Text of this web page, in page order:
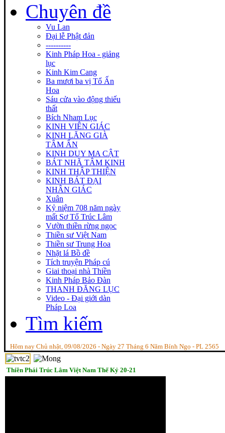
Chuyên đề
Vu Lan
Đại lễ Phật đản
----------
Kinh Pháp Hoa - giảng
lục
Kinh Kim Cang
Ba mươi ba vị Tổ Ấn
Hoa
Sáu cửa vào động thiếu
thất
Bích Nham Lục
KINH VIÊN GIÁC
KINH LĂNG GIÀ
TÂM ẤN
KINH DUY MA CẬT
BÁT NHÃ TÂM KINH
KINH THẬP THIỆN
KINH BÁT ĐẠI
NHÂN GIÁC
Xuân
Kỷ niệm 708 năm ngày
mất Sơ Tổ Trúc Lâm
Vườn thiền rừng ngọc
Thiền sư Việt Nam
Thiền sư Trung Hoa
Nhặt lá Bồ đề
Tích truyện Pháp cú
Giai thoại nhà Thiền
Kinh Pháp Bảo Đàn
THANH ĐĂNG LỤC
Video - Đại giới dàn
Pháp Loa
Tìm kiếm
Hôm nay Chủ nhật, 09/08/2026 - Ngày 27 Tháng 6 Năm Bính Ngọ - PL 2565
Thiền Phái Trúc Lâm Việt Nam Thế Kỷ 20-21